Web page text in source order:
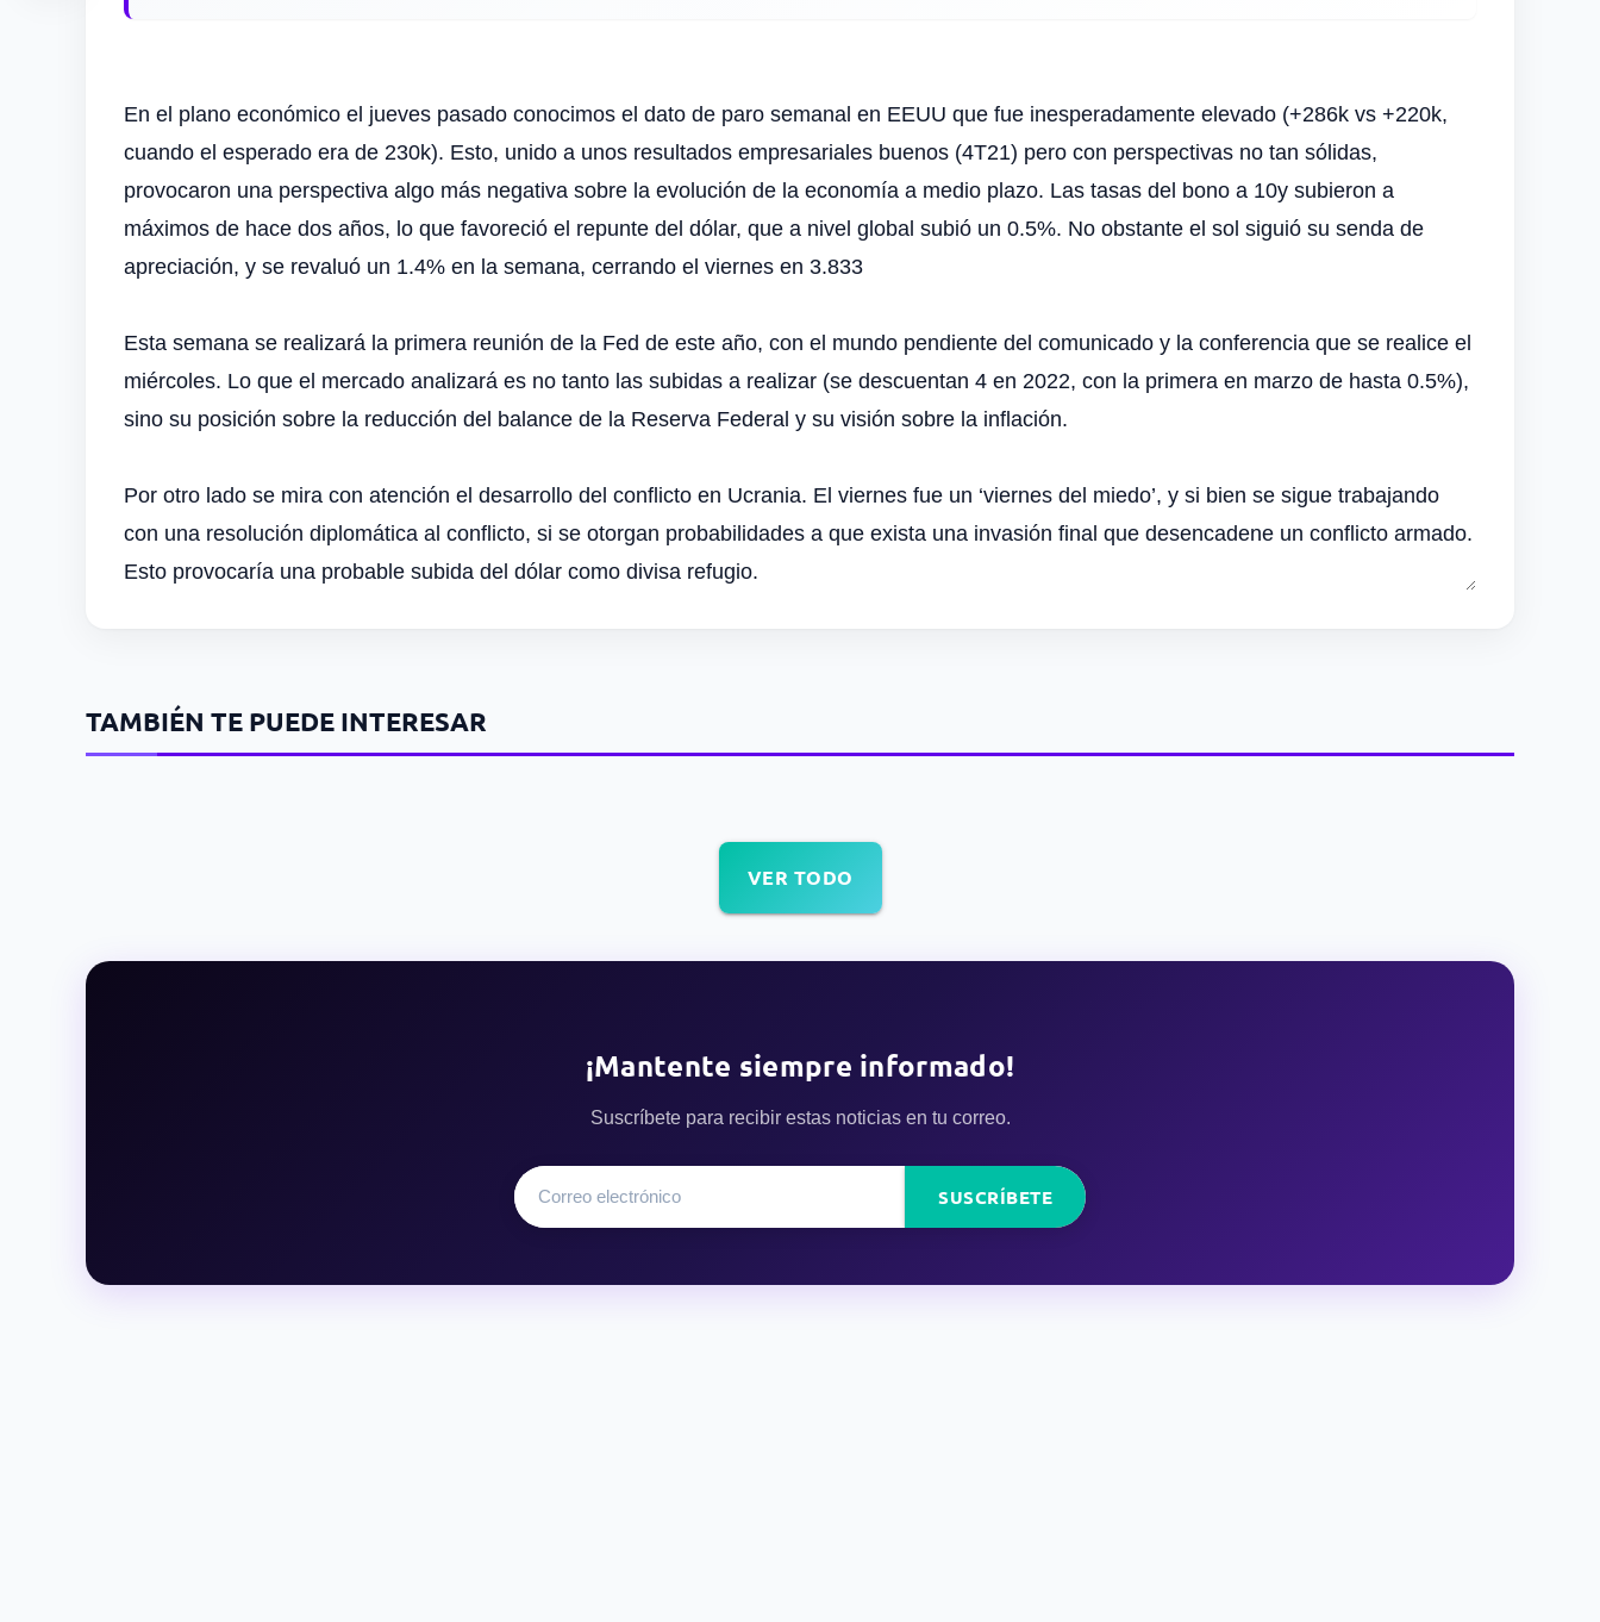
En el plano económico el jueves pasado conocimos el dato de paro semanal en EEUU que fue inesperadamente elevado (+286k vs +220k,
cuando el esperado era de 230k). Esto, unido a unos resultados empresariales buenos (4T21) pero con perspectivas no tan sólidas,
provocaron una perspectiva algo más negativa sobre la evolución de la economía a medio plazo. Las tasas del bono a 10y subieron a
máximos de hace dos años, lo que favoreció el repunte del dólar, que a nivel global subió un 0.5%. No obstante el sol siguió su senda de
apreciación, y se revaluó un 1.4% en la semana, cerrando el viernes en 3.833
Esta semana se realizará la primera reunión de la Fed de este año, con el mundo pendiente del comunicado y la conferencia que se realice el
miércoles. Lo que el mercado analizará es no tanto las subidas a realizar (se descuentan 4 en 2022, con la primera en marzo de hasta 0.5%),
sino su posición sobre la reducción del balance de la Reserva Federal y su visión sobre la inflación.
Por otro lado se mira con atención el desarrollo del conflicto en Ucrania. El viernes fue un ‘viernes del miedo’, y si bien se sigue trabajando
con una resolución diplomática al conflicto, si se otorgan probabilidades a que exista una invasión final que desencadene un conflicto armado.
Esto provocaría una probable subida del dólar como divisa refugio.
TAMBIÉN TE PUEDE INTERESAR
VER TODO
¡Mantente siempre informado!
Suscríbete para recibir estas noticias en tu correo.
SUSCRÍBETE